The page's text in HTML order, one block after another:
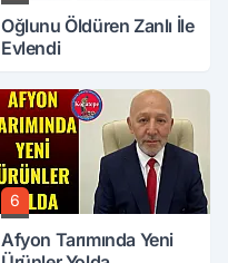
Oğlunu Öldüren Zanlı İle
Evlendi
6
Afyon Tarımında Yeni